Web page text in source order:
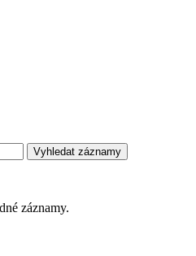
Vyhledat záznamy
záznamy.